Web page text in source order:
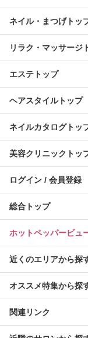
ネイル・まつげトッ
リラク・マッサージ
エステトップ
ヘアスタイルトップ
ネイルカタログトッ
美容クリニックトッ
ログイン / 会員登録
総合トップ
ホットペッパービュ
近くのエリアから探
オススメ特集から探
関連リンク